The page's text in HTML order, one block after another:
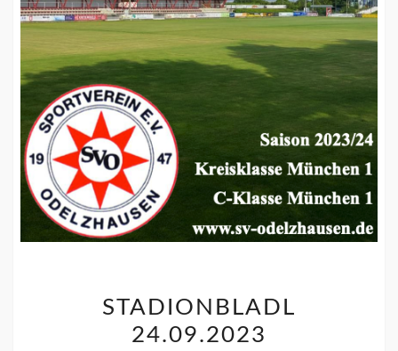
STADIONBLADL
24.09.2023